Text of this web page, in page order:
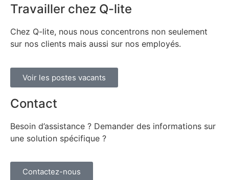
Travailler chez Q-lite
Chez Q-lite, nous nous concentrons non seulement
sur nos clients mais aussi sur nos employés.
Voir les postes vacants
Contact
Besoin d’assistance ? Demander des informations sur
une solution spécifique ?
Contactez-nous